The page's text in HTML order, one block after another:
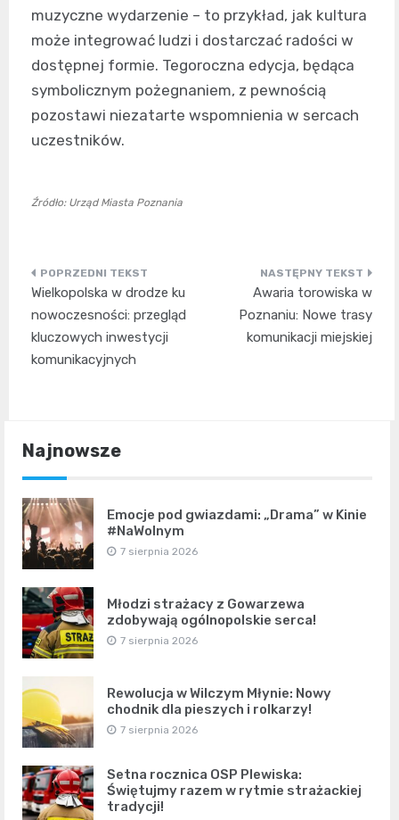
muzyczne wydarzenie – to przykład, jak kultura
może integrować ludzi i dostarczać radości w
dostępnej formie. Tegoroczna edycja, będąca
symbolicznym pożegnaniem, z pewnością
pozostawi niezatarte wspomnienia w sercach
uczestników.
Źródło: Urząd Miasta Poznania
Nawigacja
wpisu
Wielkopolska w drodze ku
nowoczesności: przegląd
kluczowych inwestycji
komunikacyjnych
Awaria torowiska w
Poznaniu: Nowe trasy
komunikacji miejskiej
Najnowsze
Emocje pod gwiazdami: „Drama” w Kinie
#NaWolnym
7 sierpnia 2026
Młodzi strażacy z Gowarzewa
zdobywają ogólnopolskie serca!
7 sierpnia 2026
Rewolucja w Wilczym Młynie: Nowy
chodnik dla pieszych i rolkarzy!
7 sierpnia 2026
Setna rocznica OSP Plewiska:
Świętujmy razem w rytmie strażackiej
tradycji!